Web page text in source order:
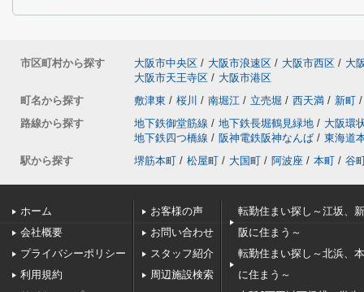
市区町村から探す 大阪市中央区 / 大阪市浪速区 / 大阪市西区 / 大
大阪市天王寺区 / 大阪市港区
町名から探す
敷津東 / 桜川 / 南堀江 / 立売堀 / 西天満 / 新町 /
路線から探す
地下鉄御堂筋線 / 地下鉄長堀鶴見緑地 / 大阪環
地下鉄四つ橋線 / 阪神電鉄阪神なんば / 東海道
駅から探す
堺筋本町 / 松屋町 / 大国町 / 阿波座 / 本町 / 谷
ホーム
会社概要
プライバシーポリシー
利用規約
お客様の声
お問い合わせ
スタッフ紹介
周辺施設検索
転勤住まい探し～江坂、
阪に住まう～
転勤住まい探し～北浜、
に住まう～